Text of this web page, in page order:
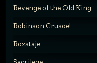
Revenge of the Old King
Robinson Crusoe!
Rozstaje